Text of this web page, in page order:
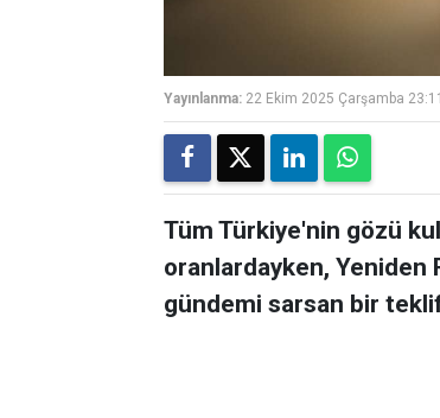
Yayınlanma: 22 Ekim 2025 Çarşamba 23:11
Tüm Türkiye'nin gözü
oranlardayken, Yeniden
gündemi sarsan bir